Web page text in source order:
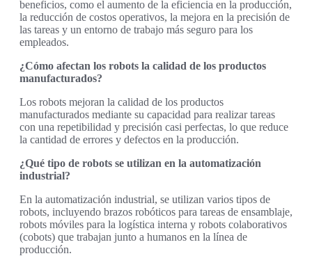
beneficios, como el aumento de la eficiencia en la producción,
la reducción de costos operativos, la mejora en la precisión de
las tareas y un entorno de trabajo más seguro para los
empleados.
¿Cómo afectan los robots la calidad de los productos
manufacturados?
Los robots mejoran la calidad de los productos
manufacturados mediante su capacidad para realizar tareas
con una repetibilidad y precisión casi perfectas, lo que reduce
la cantidad de errores y defectos en la producción.
¿Qué tipo de robots se utilizan en la automatización
industrial?
En la automatización industrial, se utilizan varios tipos de
robots, incluyendo brazos robóticos para tareas de ensamblaje,
robots móviles para la logística interna y robots colaborativos
(cobots) que trabajan junto a humanos en la línea de
producción.